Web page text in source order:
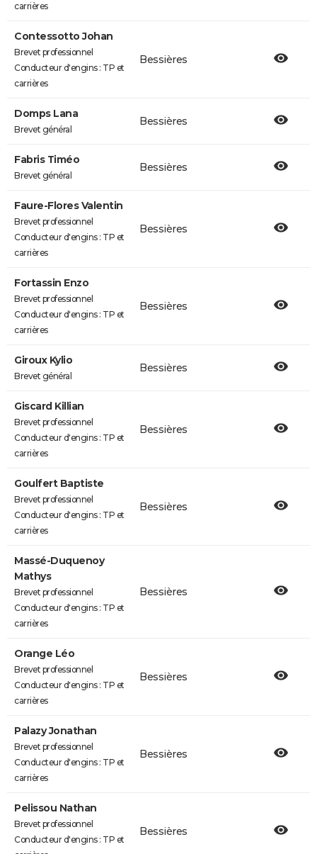
carrières
Contessotto Johan
Brevet professionnel
Conducteur d'engins : TP et
carrières
Bessières
Domps Lana
Brevet général
Bessières
Fabris Timéo
Brevet général
Bessières
Faure-Flores Valentin
Brevet professionnel
Conducteur d'engins : TP et
carrières
Bessières
Fortassin Enzo
Brevet professionnel
Conducteur d'engins : TP et
carrières
Bessières
Giroux Kylio
Brevet général
Bessières
Giscard Killian
Brevet professionnel
Conducteur d'engins : TP et
carrières
Bessières
Goulfert Baptiste
Brevet professionnel
Conducteur d'engins : TP et
carrières
Bessières
Massé-Duquenoy
Mathys
Brevet professionnel
Conducteur d'engins : TP et
carrières
Bessières
Orange Léo
Brevet professionnel
Conducteur d'engins : TP et
carrières
Bessières
Palazy Jonathan
Brevet professionnel
Conducteur d'engins : TP et
carrières
Bessières
Pelissou Nathan
Brevet professionnel
Conducteur d'engins : TP et
Bessières